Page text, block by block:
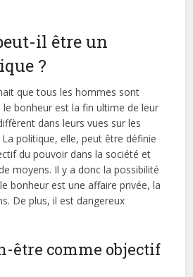
il être un
?
que tous les hommes sont
le bonheur est la fin ultime de leur
dans leurs vues sur les
politique, elle, peut être définie
du pouvoir dans la société et
moyens. Il y a donc la possibilité
bonheur est une affaire privée, la
De plus, il est dangereux
être comme objectif